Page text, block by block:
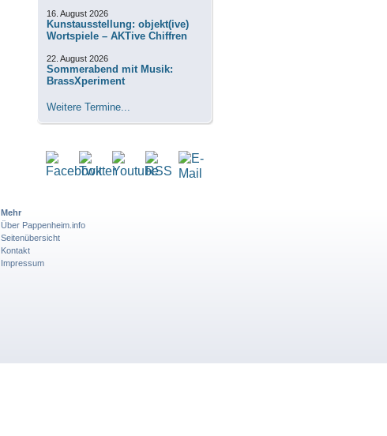
16. August 2026
Kunstausstellung: objekt(ive)
Wortspiele – AKTive Chiffren
22. August 2026
Sommerabend mit Musik:
BrassXperiment
Weitere Termine...
Mehr
Über Pappenheim.info
Seitenübersicht
Kontakt
Impressum